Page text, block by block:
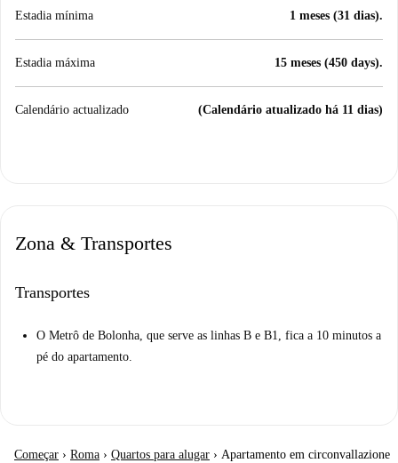
Estadia mínima 1 meses (31 dias).
Estadia máxima 15 meses (450 days).
Calendário actualizado (Calendário atualizado há 11 dias)
Zona & Transportes
Transportes
O Metrô de Bolonha, que serve as linhas B e B1, fica a 10 minutos a
pé do apartamento.
Começar › Roma › Quartos para alugar › Apartamento em circonvallazione